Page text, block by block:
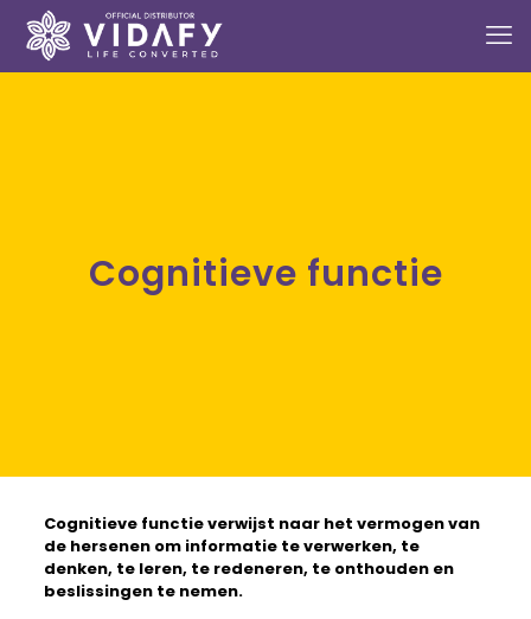
Cognitieve functie
Cognitieve functieverwijst naar het vermogen van
de hersenen om informatie te verwerken, te
denken, te leren, te redeneren, te onthouden en
beslissingen te nemen.